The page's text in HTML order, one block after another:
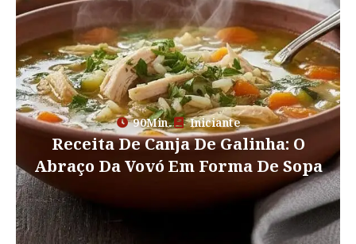
90Min. Iniciante
Receita De Canja De Galinha: O
Abraço Da Vovó Em Forma De Sopa